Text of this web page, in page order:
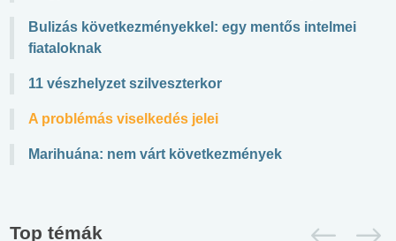
Bulizás következményekkel: egy mentős intelmei
fiataloknak
11 vészhelyzet szilveszterkor
A problémás viselkedés jelei
Marihuána: nem várt következmények
Top témák